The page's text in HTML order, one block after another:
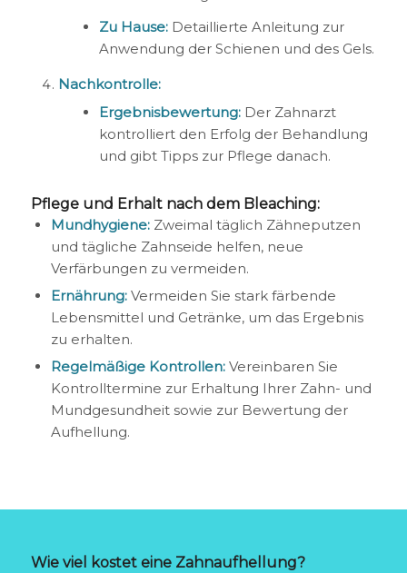
Zu Hause:Detaillierte Anleitung zur
Anwendung der Schienen und des Gels.
Nachkontrolle:
Ergebnisbewertung:Der Zahnarzt
kontrolliert den Erfolg der Behandlung
und gibt Tipps zur Pflege danach.
Pflege und Erhalt nach dem Bleaching:
Mundhygiene:Zweimal täglich Zähneputzen
und tägliche Zahnseide helfen, neue
Verfärbungen zu vermeiden.
Ernährung:Vermeiden Sie stark färbende
Lebensmittel und Getränke, um das Ergebnis
zu erhalten.
Regelmäßige Kontrollen:Vereinbaren Sie
Kontrolltermine zur Erhaltung Ihrer Zahn- und
Mundgesundheit sowie zur Bewertung der
Aufhellung.
Wie viel kostet eine Zahnaufhellung?